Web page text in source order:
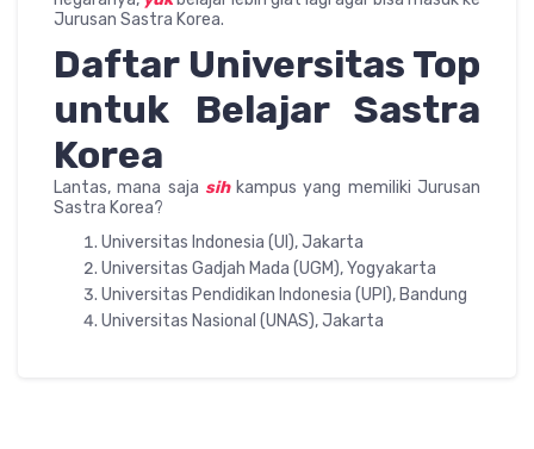
Jurusan Sastra Korea.
Daftar Universitas Top
untuk Belajar Sastra
Korea
Lantas, mana saja sihkampus yang memiliki Jurusan
Sastra Korea?
Universitas Indonesia (UI), Jakarta
Universitas Gadjah Mada (UGM), Yogyakarta
Universitas Pendidikan Indonesia (UPI), Bandung
Universitas Nasional (UNAS), Jakarta